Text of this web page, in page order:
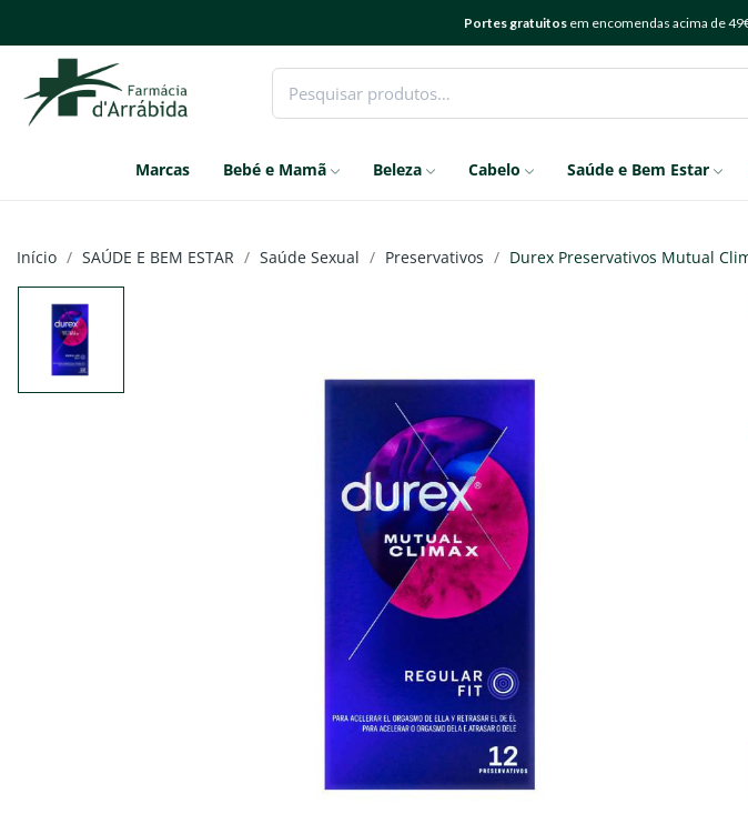
Portes gratuitos em encomendas acima de
Marcas Bebé e Mamã Beleza Cabelo Saúde e Bem Estar
Início SAÚDE E BEM ESTAR Saúde Sexual Preservativos Durex Preservativos Mutual